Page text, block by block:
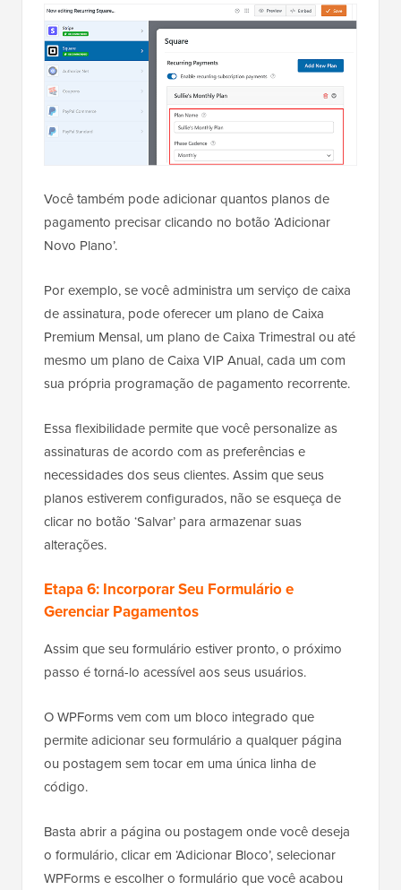
Você também pode adicionar quantos planos de
pagamento precisar clicando no botão ‘Adicionar
Novo Plano’.
Por exemplo, se você administra um serviço de caixa
de assinatura, pode oferecer um plano de Caixa
Premium Mensal, um plano de Caixa Trimestral ou até
mesmo um plano de Caixa VIP Anual, cada um com
sua própria programação de pagamento recorrente.
Essa flexibilidade permite que você personalize as
assinaturas de acordo com as preferências e
necessidades dos seus clientes. Assim que seus
planos estiverem configurados, não se esqueça de
clicar no botão ‘Salvar’ para armazenar suas
alterações.
Etapa 6: Incorporar Seu Formulário e
Gerenciar Pagamentos
Assim que seu formulário estiver pronto, o próximo
passo é torná-lo acessível aos seus usuários.
O WPForms vem com um bloco integrado que
permite adicionar seu formulário a qualquer página
ou postagem sem tocar em uma única linha de
código.
Basta abrir a página ou postagem onde você deseja
o formulário, clicar em ‘Adicionar Bloco’, selecionar
WPForms e escolher o formulário que você acabou